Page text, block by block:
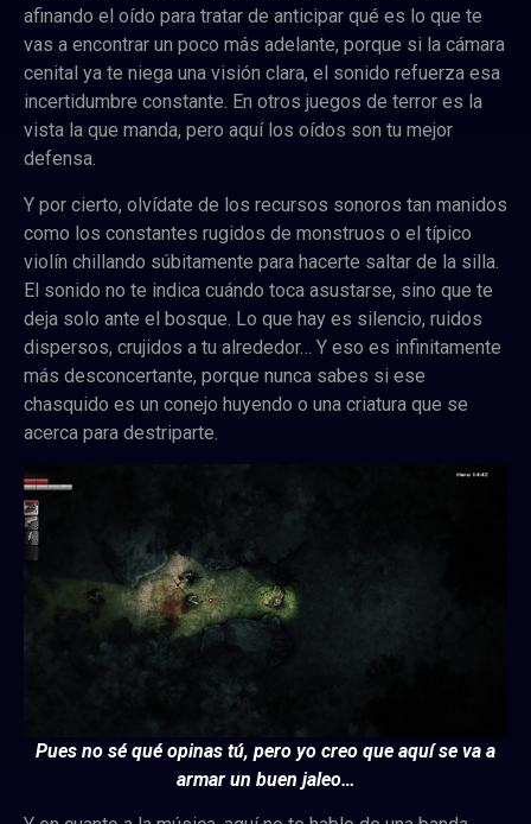
afinando el oído para tratar de anticipar qué es lo que te
vas a encontrar un poco más adelante, porque si la cámara
cenital ya te niega una visión clara, el sonido refuerza esa
incertidumbre constante. En otros juegos de terror es la
vista la que manda, pero aquí los oídos son tu mejor
defensa.
Y por cierto, olvídate de los recursos sonoros tan manidos
como los constantes rugidos de monstruos o el típico
violín chillando súbitamente para hacerte saltar de la silla.
El sonido no te indica cuándo toca asustarse, sino que te
deja solo ante el bosque. Lo que hay es silencio, ruidos
dispersos, crujidos a tu alrededor… Y eso es infinitamente
más desconcertante, porque nunca sabes si ese
chasquido es un conejo huyendo o una criatura que se
acerca para destriparte.
Pues no sé qué opinas tú, pero yo creo que aquí se va a
armar un buen jaleo…